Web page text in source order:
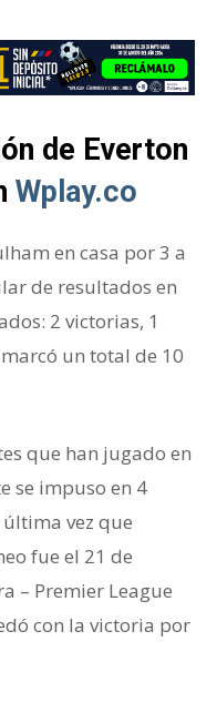
de Everton
Wplay.co
en casa por 3 a
de resultados en
2 victorias, 1
un total de 10
que han jugado en
se impuso en 4
vez que
fue el 21 de
– Premier League
con la victoria por